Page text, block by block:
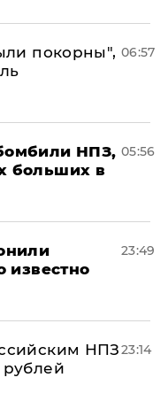
покорны", 06:57
НПЗ,
больших в
05:56
известно
23:49
НПЗ23:14